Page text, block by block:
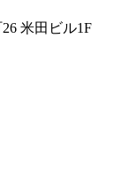
米田ビル1F